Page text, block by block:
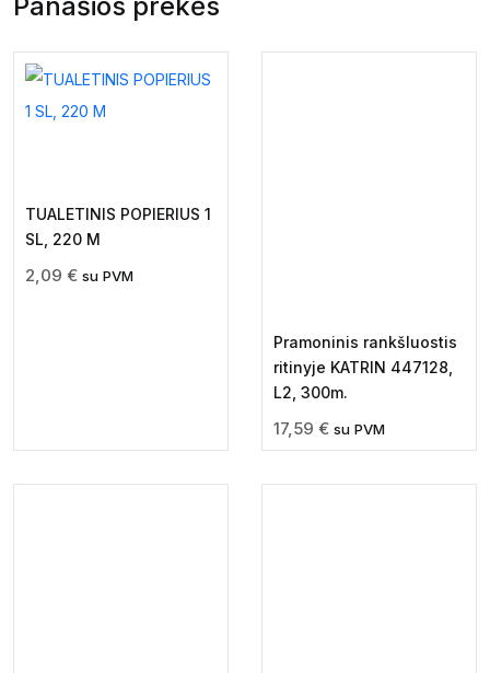
TUALETINIS POPIERIUS 1
SL, 220 M
2,09 € su PVM
Pramoninis rankšluostis
ritinyje KATRIN 447128,
L2, 300m.
17,59 € su PVM